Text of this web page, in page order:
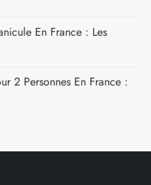
En France : Les
2 Personnes En France :